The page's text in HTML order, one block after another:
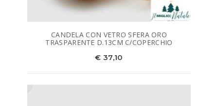
CANDELA CON VETRO SFERA ORO
TRASPARENTE D.13CM C/COPERCHIO
€ 37,10